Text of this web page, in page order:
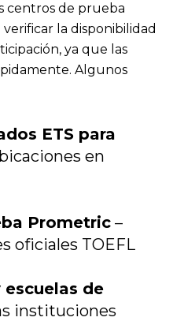
centros de prueba
la disponibilidad
ya que las
Algunos
ETS para
en
Prometric –
oficiales TOEFL
escuelas de
instituciones